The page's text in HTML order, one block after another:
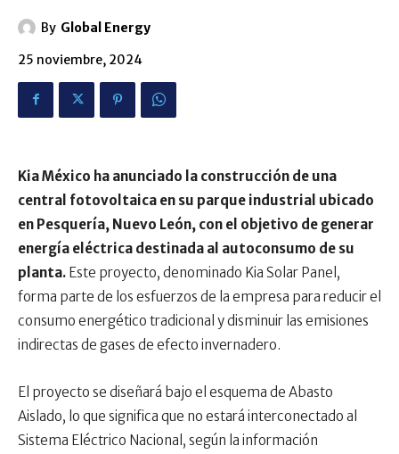
By Global Energy
25 noviembre, 2024
Kia México ha anunciado la construcción de una
central fotovoltaica en su parque industrial ubicado
en Pesquería, Nuevo León, con el objetivo de generar
energía eléctrica destinada al autoconsumo de su
planta. Este proyecto, denominado Kia Solar Panel,
forma parte de los esfuerzos de la empresa para reducir el
consumo energético tradicional y disminuir las emisiones
indirectas de gases de efecto invernadero.
El proyecto se diseñará bajo el esquema de Abasto
Aislado, lo que significa que no estará interconectado al
Sistema Eléctrico Nacional, según la información